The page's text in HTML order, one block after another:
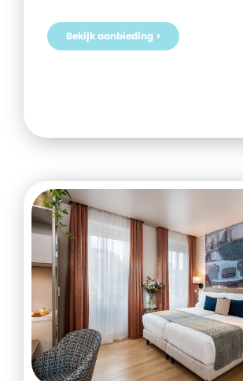
Bekijk aanbieding >